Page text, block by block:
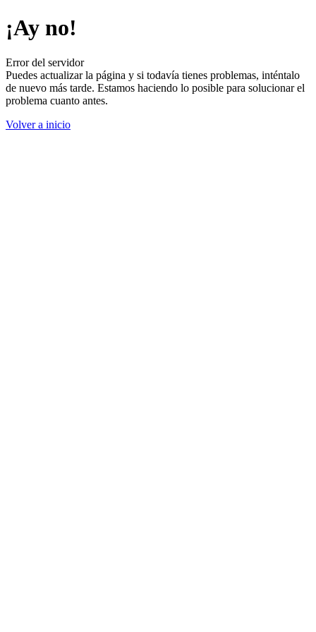
¡Ay no!
Error del servidor
Puedes actualizar la página y si todavía tienes problemas, inténtalo
de nuevo más tarde. Estamos haciendo lo posible para solucionar el
problema cuanto antes.
Volver a inicio